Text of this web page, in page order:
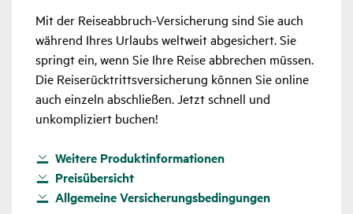
Mit der Reiseabbruch-Versicherung sind Sie auch
während Ihres Urlaubs weltweit abgesichert. Sie
springt ein, wenn Sie Ihre Reise abbrechen müssen.
Die Reiserücktrittsversicherung können Sie online
auch einzeln abschließen. Jetzt schnell und
unkompliziert buchen!
Weitere Produktinformationen
Preisübersicht
Allgemeine Versicherungsbedingungen